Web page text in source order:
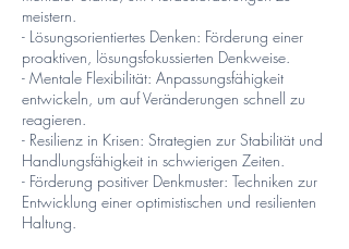
meistern.
- Lösungsorientiertes Denken: Förderung einer
proaktiven, lösungsfokussierten Denkweise.
- Mentale Flexibilität: Anpassungsfähigkeit
entwickeln, um auf Veränderungen schnell zu
reagieren.
- Resilienz in Krisen: Strategien zur Stabilität und
Handlungsfähigkeit in schwierigen Zeiten.
- Förderung positiver Denkmuster: Techniken zur
Entwicklung einer optimistischen und resilienten
Haltung.